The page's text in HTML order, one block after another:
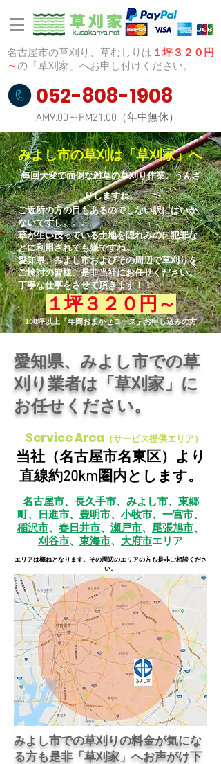
名古屋市の草刈り、草むしりは １坪３２０円
～の「草刈家」へお申し付けください。
052-808-1908
AM9:00～PM21:00（年中無休）
当社（名古屋市名東区）より
直線約20km圏内とします。
Service Area （サービス提供エリア）
毎回大変で面倒な雑草の草刈り作業、うんざ
りしますね。
ご近所の方の目もあるのでしない訳にはいか
ないですし。。。
草が生い茂っている土地を隠れみのに犯罪な
どに利用されても嫌ですね。
愛知県、みよし市およびその周辺で草刈りを
ご検討の皆様、是非当社にお任せください。
​丁寧な仕事をさせて頂きます！！
１坪３２０円～
100坪以上「年間おまかせコース」お申し込みの方
みよし市の草刈は「草刈家」へ
名古屋市、 長久手市、みよし市、 東郷
町、 日進市、 豊明市、 小牧市、 一宮市、
稲沢市、 春日井市、 瀬戸市、 尾張旭市、
刈谷市、 東海市、 大府市エリア
​エリアは概ねとなります。その周辺のエリアの方も是非ご相談くださ
い。
愛知県、みよし市での草
刈り業者は「草刈家」に
お任せください。
​みよし市での草刈りの料金が気にな
る方も是非「草刈家」へお声がけ下